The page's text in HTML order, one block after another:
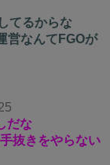
てるからな
営なんてFGOが
だな
抜きをやらない